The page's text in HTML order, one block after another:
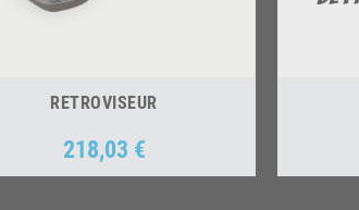
RETROVISEUR
Prix
218,03 €